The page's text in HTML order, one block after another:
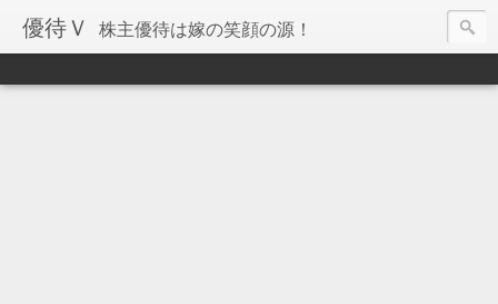
優待Ｖ 株主優待は嫁の笑顔の源！